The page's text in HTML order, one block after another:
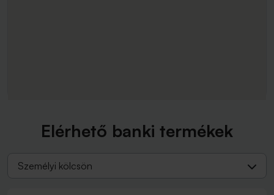
Elérhető banki termékek
Személyi kölcsön